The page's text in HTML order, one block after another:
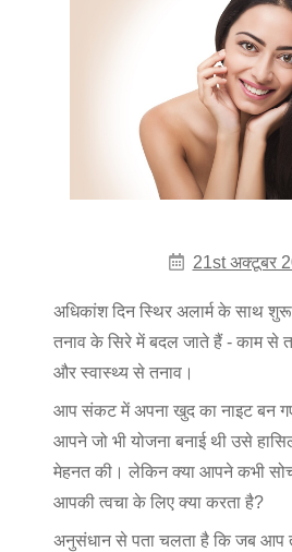
21st अक्टूबर
अधिकांश दिन स्थिर अलार्म के साथ
तनाव के सिरे में बदल जाते हैं - काम से
और स्वास्थ्य से तनाव।
आप संकट में अपना खुद का नाइट बन
आपने जो भी योजना बनाई थी उसे
मेहनत की। लेकिन क्या आपने कभी
आपकी त्वचा के लिए क्या करता है?
अनुसंधान से पता चलता है कि जब आप